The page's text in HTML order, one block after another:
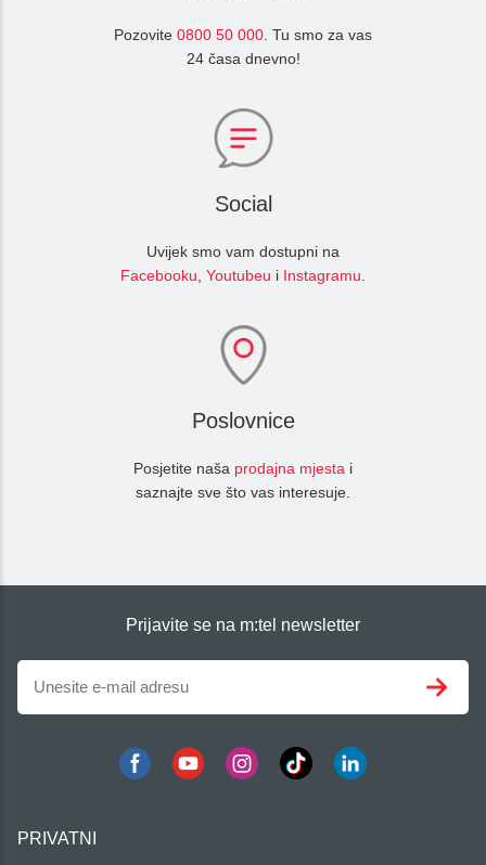
Pozovite 0800 50 000 . Tu smo za vas
24 časa dnevno!
Social
Uvijek smo vam dostupni na
Facebooku Youtubeu i Instagramu
Poslovnice
Posjetite naša prodajna mjesta i
saznajte sve što vas interesuje.
Prijavite se na m:tel newsletter
PRIVATNI